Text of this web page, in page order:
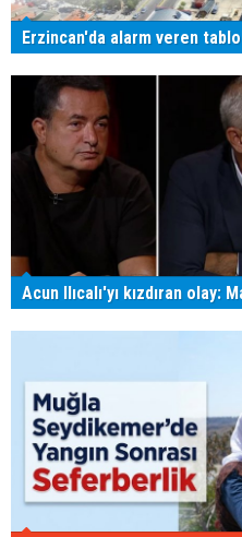
Erzincan'da alarm veren
Acun Ilıcalı'yı kızdıran olay: